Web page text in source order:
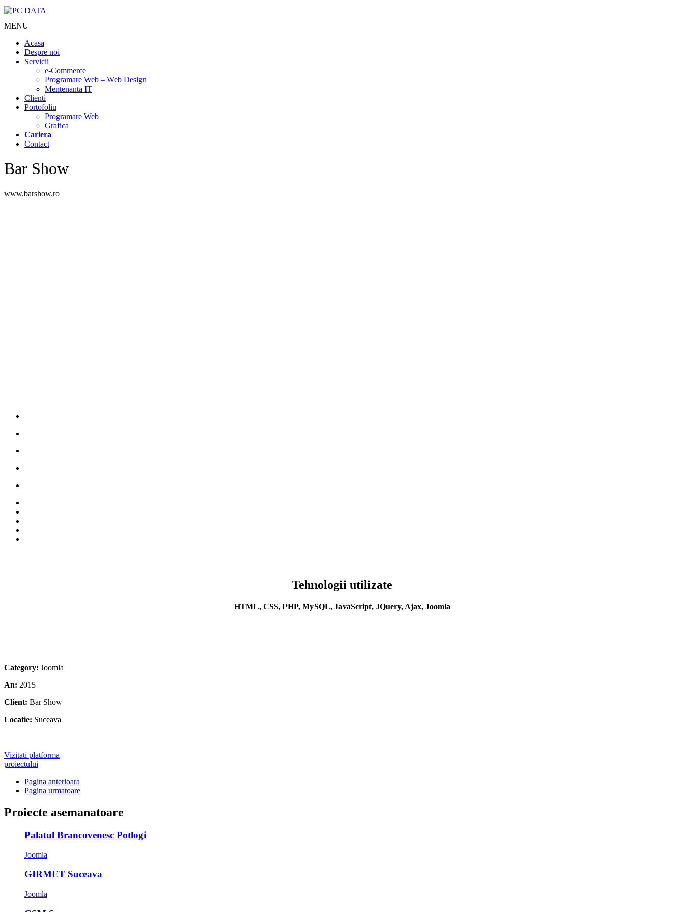
MENU
Acasa
Despre noi
Servicii
e-Commerce
Programare Web – Web Design
Mentenanta IT
Clienti
Portofoliu
Programare Web
Grafica
Cariera
Contact
Bar Show
www.barshow.ro
Tehnologii utilizate
HTML, CSS, PHP, MySQL, JavaScript, JQuery, Ajax, Joomla
Category: Joomla
An: 2015
Client: Bar Show
Locatie: Suceava
Vizitati platforma
proiectului
Pagina anterioara
Pagina urmatoare
Proiecte asemanatoare
Palatul Brancovenesc Potlogi
Joomla
GIRMET Suceava
Joomla